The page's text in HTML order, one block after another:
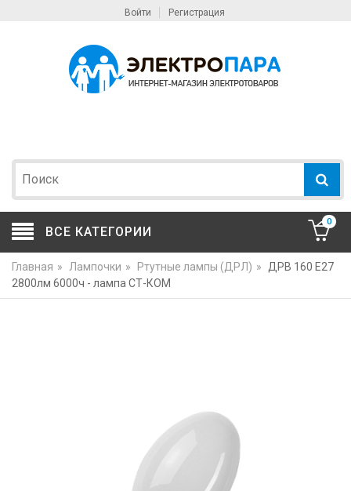
Войти Регистрация
ВСЕ КАТЕГОРИИ
0
Главная » Лампочки » Ртутные лампы (ДРЛ) » ДРВ 160 Е27
2800лм 6000ч - лампа СТ-КОМ